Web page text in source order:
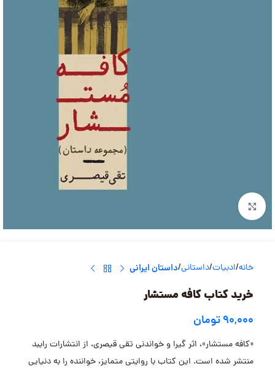
بزرگنمایی تصویر
خانه ادبیات داستانی داستان ایرانی
خرید کتاب کافه مستشار
۹۰,۰۰۰تومان
«کافه مستشار»، اثر گیرا و خواندنی تقی قیصری، از انتشارات رایبد
منتشر شده است. این کتاب با روایتی متمایز، خواننده را به دنیایی